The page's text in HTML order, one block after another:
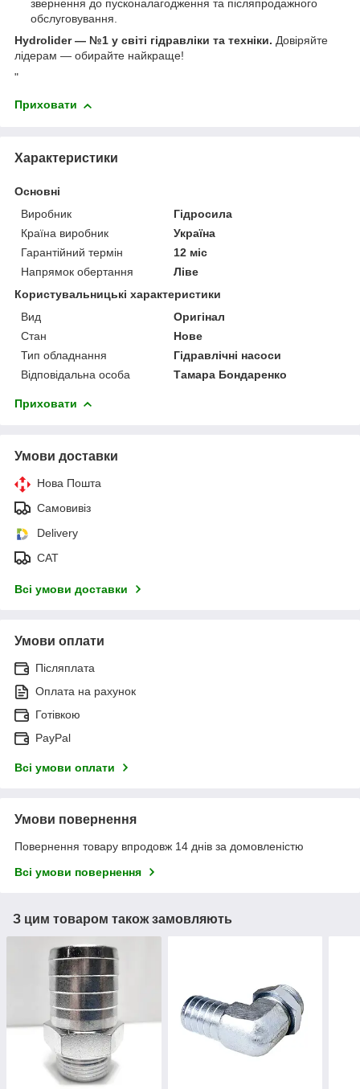
звернення до пусконалагодження та післяпродажного
обслуговування.
Hydrolider — №1 у світі гідравліки та техніки. Довіряйте
лідерам — обирайте найкраще!
"
Приховати
Характеристики
Основні
Виробник
Гідросила
Країна виробник
Україна
Гарантійний термін
12 міс
Напрямок обертання
Ліве
Користувальницькі характеристики
Вид
Оригінал
Стан
Нове
Тип обладнання
Гідравлічні насоси
Відповідальна особа
Тамара Бондаренко
Приховати
Умови доставки
Нова Пошта
Самовивіз
Delivery
САТ
Всі умови доставки
Умови оплати
Післяплата
Оплата на рахунок
Готівкою
PayPal
Всі умови оплати
Умови повернення
Повернення товару впродовж 14 днів за домовленістю
Всі умови повернення
З цим товаром також замовляють